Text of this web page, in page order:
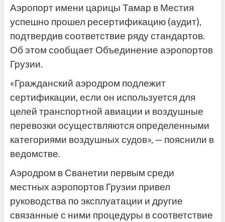
Аэропорт имени царицы Тамар в Местия
успешно прошел ресертификацию (аудит),
подтвердив соответствие ряду стандартов.
Об этом сообщает Объединение аэропортов
Грузии.
«Гражданский аэродром подлежит
сертификации, если он используется для
целей транспортной авиации и воздушные
перевозки осуществляются определенными
категориями воздушных судов», — пояснили в
ведомстве.
Аэродром в Сванетии первым среди
местных аэропортов Грузии привел
руководства по эксплуатации и другие
связанные с ними процедуры в соответствие